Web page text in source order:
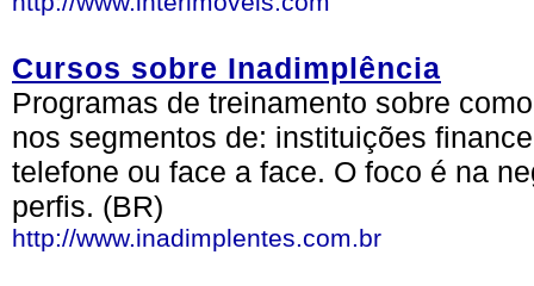
Cursos sobre Inadimplência
Programas de treinamento sobre
nos segmentos de: instituições
telefone ou face a face. O foco é na
perfis. (BR)
http://www.inadimplentes.com.br